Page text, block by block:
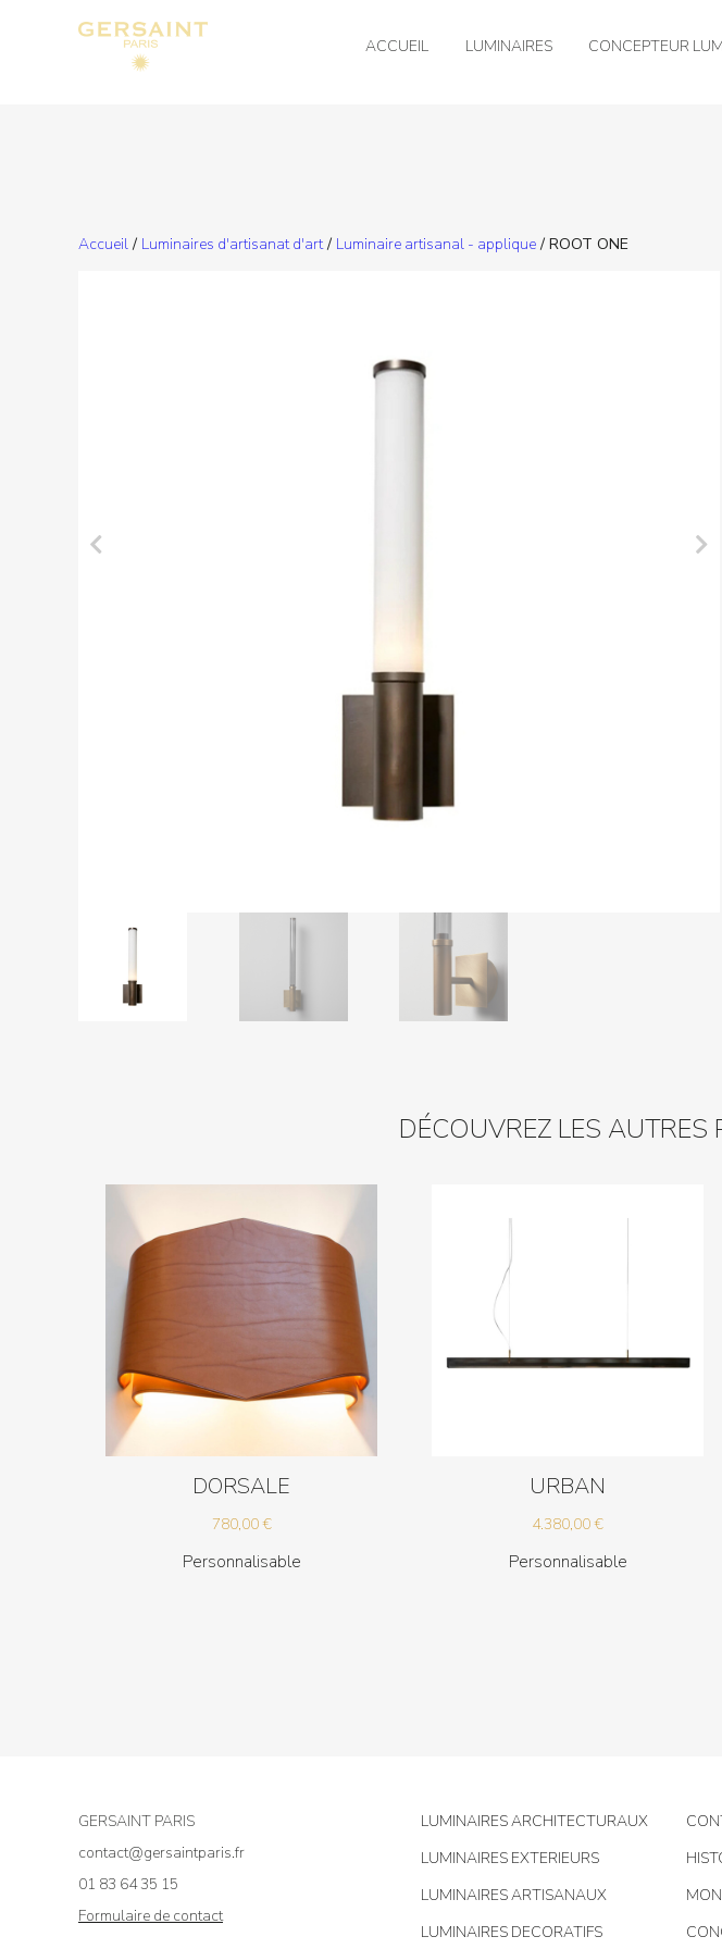
ACCUEIL LUMINAIRES CONCEPTEUR
Accueil/ Luminaires d'artisanat d'art/ Luminaire artisanal - applique/ ROOT ONE
DÉCOUVREZ LES AUTRES
DORSALE
780,00€
Personnalisable
URBAN
4.380,00€
Personnalisable
GERSAINT PARIS
contact@gersaintparis.fr
01 83 64 35 15
Formulaire de contact
LUMINAIRES ARCHITECTURAUX
LUMINAIRES EXTERIEURS
LUMINAIRES ARTISANAUX
LUMINAIRES DECORATIFS